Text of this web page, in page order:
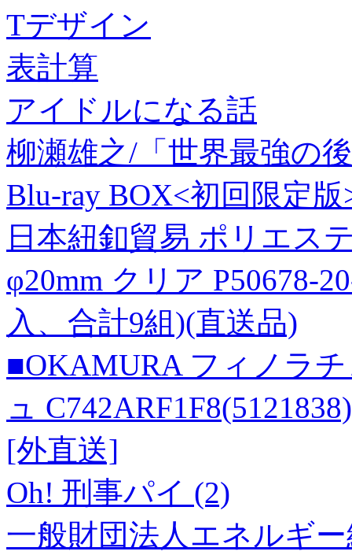
Tデザイン
表計算
アイドルになる話
柳瀬雄之/「世界最強の
Blu-ray BOX<初回限定
日本紐釦貿易 ポリエス
φ20mm クリア P50678-
入、合計9組)(直送品)
■OKAMURA フィノラ
ュ
[外直送]
Oh! 刑事パイ (2)
一般財団法人エネルギ